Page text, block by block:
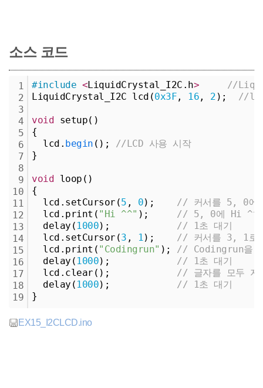
소스 코드
1
2
3
4
5
6
7
8
9
10
11
12
13
14
15
16
17
18
19
#include <LiquidCrystal_I2C.h>
//
LiquidCrystal_I2C lcd(0x3F , 16 , 2 ); //lcd
void setup()
{
lcd. begin ();
//LCD 사용 시작
}
void loop()
{
lcd.setCursor(5 , 0);
// 커서를 5, 0에
lcd.print( "Hi ^^" );
// 5, 0에 Hi ^^
delay( 1000);
// 1초 대기
lcd.setCursor(3 , 1 );
// 커서를 3, 1로
lcd.print( "Codingrun" );
// Codingrun을
delay( 1000);
// 1초 대기
lcd.clear();
// 글자를 모두 지
delay( 1000);
// 1초 대기
}
EX15_I2CLCD.ino